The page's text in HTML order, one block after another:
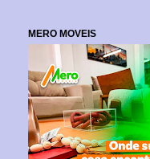
MERO MOVEIS